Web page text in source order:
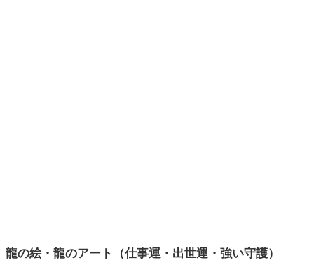
龍の絵・龍のアート（仕事運・出世運・強い守護）